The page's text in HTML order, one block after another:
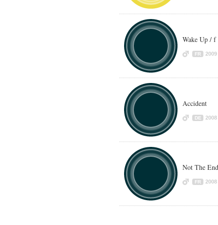
Wake Up / f
FR 2009
Accident
DE 2008
Not The
FR 2008